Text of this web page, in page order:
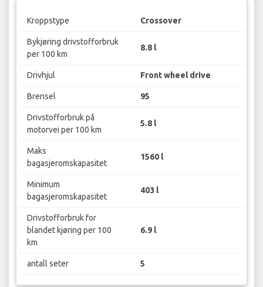
Kroppstype Crossover
Bykjøring drivstofforbruk
per 100 km
8.8 l
Drivhjul Front wheel drive
Brensel 95
Drivstofforbruk på
motorvei per 100 km
5.8 l
Maks
bagasjeromskapasitet
1560 l
Minimum
bagasjeromskapasitet
403 l
Drivstofforbruk for
blandet kjøring per 100
km
6.9 l
antall seter 5